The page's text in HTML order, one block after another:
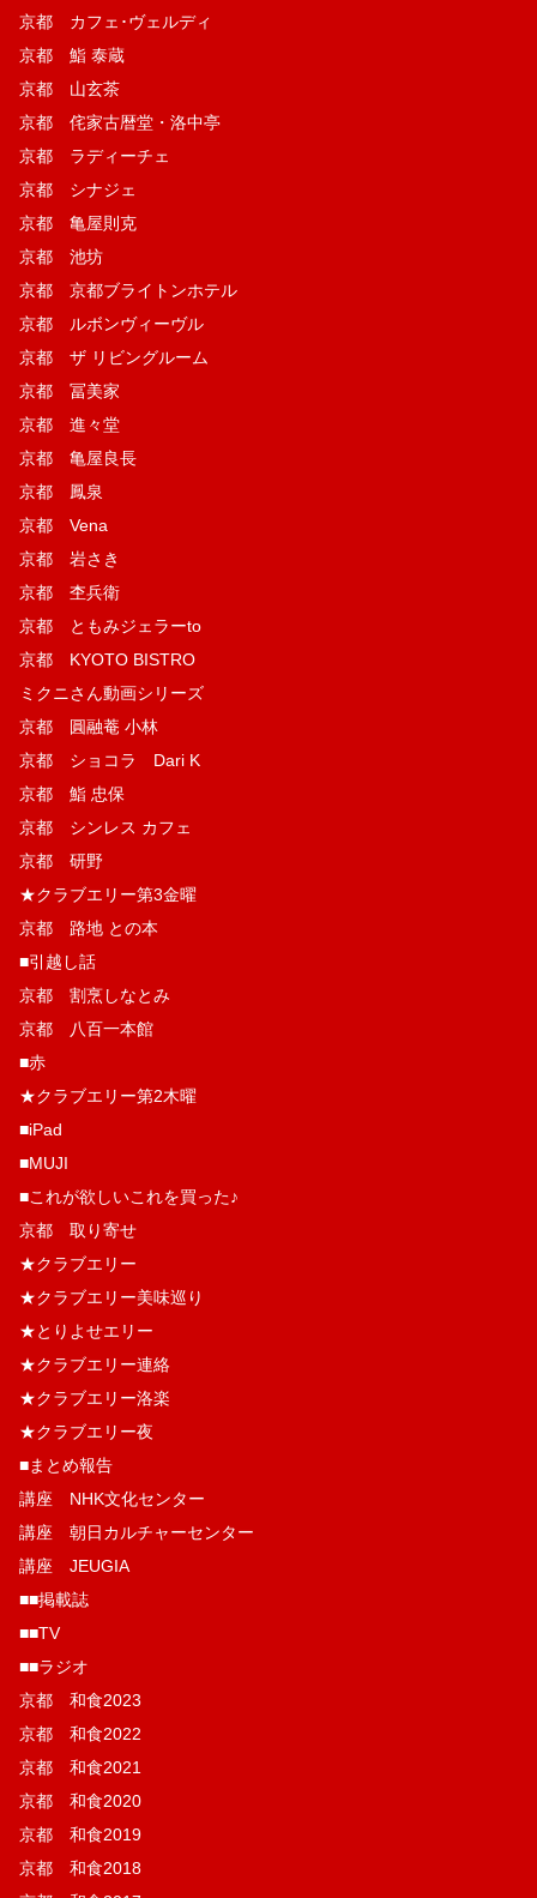
京都 カフェ･ヴェルディ
京都 鮨 泰蔵
京都 山玄茶
京都 侘家古暦堂・洛中亭
京都 ラディーチェ
京都 シナジェ
京都 亀屋則克
京都 池坊
京都 京都ブライトンホテル
京都 ルボンヴィーヴル
京都 ザ リビングルーム
京都 冨美家
京都 進々堂
京都 亀屋良長
京都 鳳泉
京都 Vena
京都 岩さき
京都 杢兵衛
京都 ともみジェラーto
京都 KYOTO BISTRO
ミクニさん動画シリーズ
京都 圓融菴 小林
京都 ショコラ Dari K
京都 鮨 忠保
京都 シンレス カフェ
京都 研野
★クラブエリー第3金曜
京都 路地 との本
■引越し話
京都 割烹しなとみ
京都 八百一本館
■赤
★クラブエリー第2木曜
■iPad
■MUJI
■これが欲しいこれを買った♪
京都 取り寄せ
★クラブエリー
★クラブエリー美味巡り
★とりよせエリー
★クラブエリー連絡
★クラブエリー洛楽
★クラブエリー夜
■まとめ報告
講座 NHK文化センター
講座 朝日カルチャーセンター
講座 JEUGIA
■■掲載誌
■■TV
■■ラジオ
京都 和食2023
京都 和食2022
京都 和食2021
京都 和食2020
京都 和食2019
京都 和食2018